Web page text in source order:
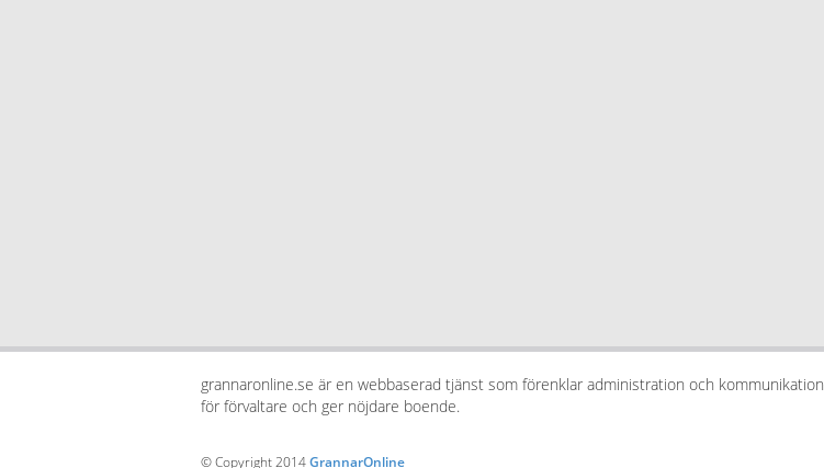
grannaronline.se är en webbaserad tjänst som förenklar administration och kommunikation
för förvaltare och ger nöjdare boende.
© Copyright 2014GrannarOnline